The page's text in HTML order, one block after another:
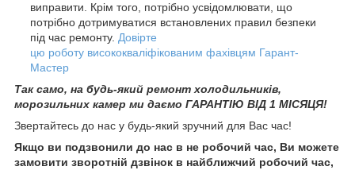
виправити. Крім того, потрібно усвідомлювати, що
потрібно дотримуватися встановлених правил безпеки
під час ремонту. Довірте
цю роботу висококваліфікованим фахівцям Гарант-
Мастер
Так само, на будь-який ремонт холодильників,
морозильних камер ми даємо ГАРАНТІЮ ВІД 1 МІСЯЦЯ!
Звертайтесь до нас у будь-який зручний для Вас час!
Якщо ви подзвонили до нас в не робочий час, Ви можете
замовити зворотній дзвінок в найближчий робочий час,